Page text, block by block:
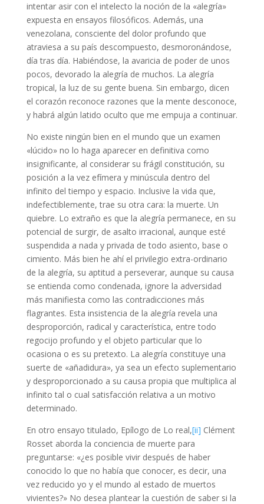
intentar asir con el intelecto la noción de la «alegría»
expuesta en ensayos filosóficos. Además, una
venezolana, consciente del dolor profundo que
atraviesa a su país descompuesto, desmoronándose,
día tras día. Habiéndose, la avaricia de poder de unos
pocos, devorado la alegría de muchos. La alegría
tropical, la luz de su gente buena. Sin embargo, dicen
el corazón reconoce razones que la mente desconoce,
y habrá algún latido oculto que me empuja a continuar.
No existe ningún bien en el mundo que un examen
«lúcido» no lo haga aparecer en definitiva como
insignificante, al considerar su frágil constitución, su
posición a la vez efímera y minúscula dentro del
infinito del tiempo y espacio. Inclusive la vida que,
indefectiblemente, trae su otra cara: la muerte. Un
quiebre. Lo extraño es que la alegría permanece, en su
potencial de surgir, de asalto irracional, aunque esté
suspendida a nada y privada de todo asiento, base o
cimiento. Más bien he ahí el privilegio extra-ordinario
de la alegría, su aptitud a perseverar, aunque su causa
se entienda como condenada, ignore la adversidad
más manifiesta como las contradicciones más
flagrantes. Esta insistencia de la alegría revela una
desproporción, radical y característica, entre todo
regocijo profundo y el objeto particular que lo
ocasiona o es su pretexto. La alegría constituye una
suerte de «añadidura», ya sea un efecto suplementario
y desproporcionado a su causa propia que multiplica al
infinito tal o cual satisfacción relativa a un motivo
determinado.
En otro ensayo titulado, Epílogo de Lo real,[ii] Clément
Rosset aborda la conciencia de muerte para
preguntarse: «¿es posible vivir después de haber
conocido lo que no había que conocer, es decir, una
vez reducido yo y el mundo al estado de muertos
vivientes?» No desea plantear la cuestión de saber si la